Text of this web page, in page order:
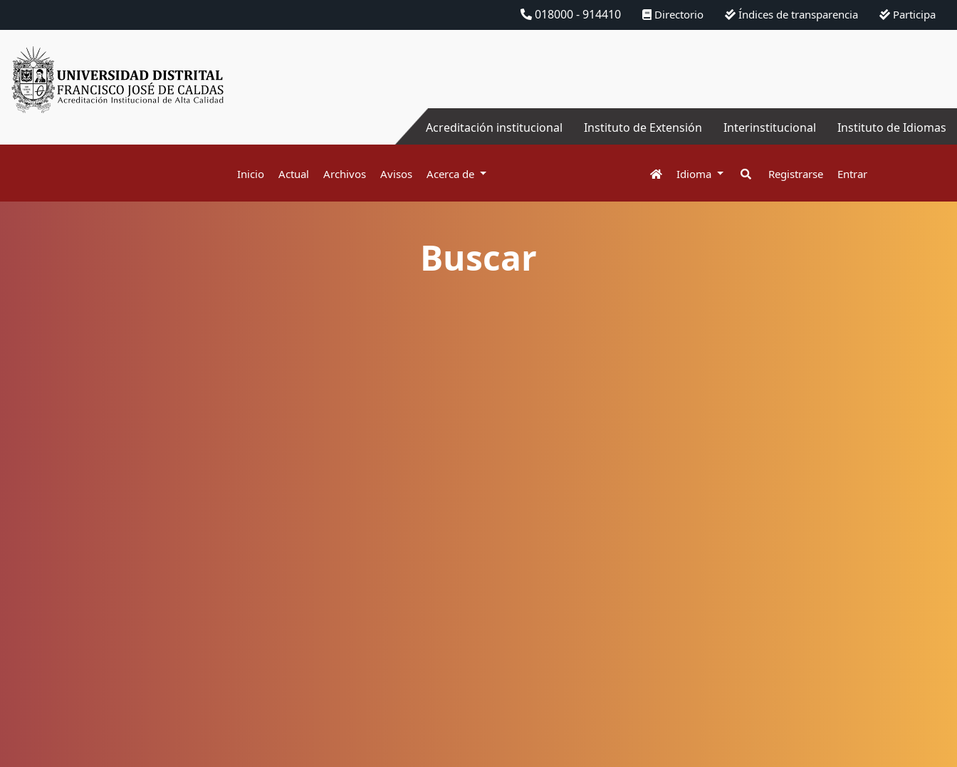
018000 - 914410 Directorio Índices de transparencia Participa
Acreditación institucional Instituto de Extensión Interinstitucional Instituto de Idiomas
Inicio Actual Archivos Avisos Acerca de Idioma Registrarse Entrar
Buscar